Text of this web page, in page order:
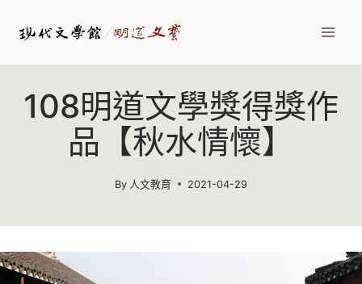
108明道文學獎得獎作
品【秋水情懷】
By 人文教育 2021-04-29